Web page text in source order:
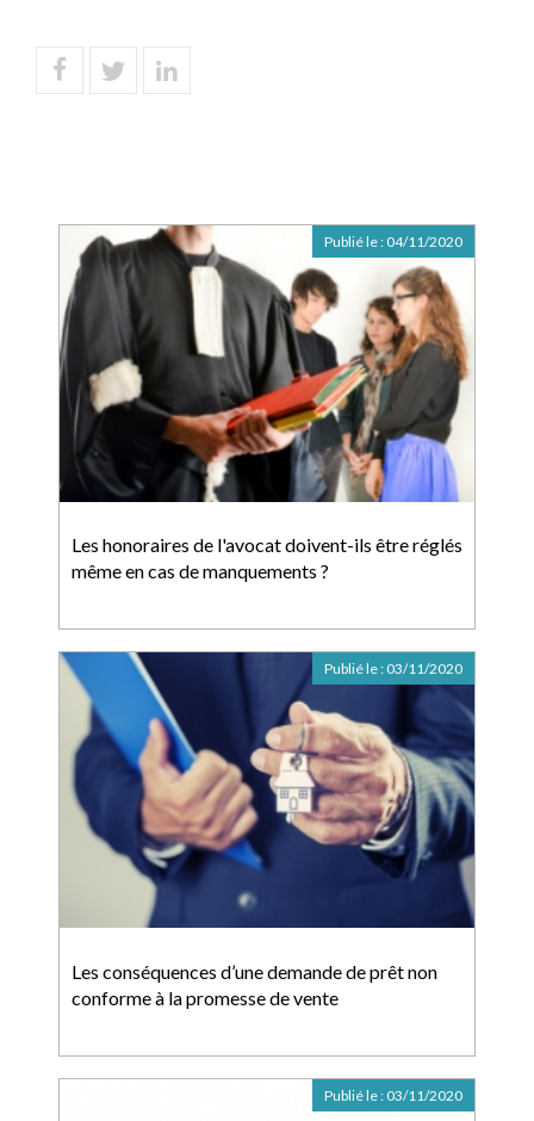
Les honoraires de l'avocat doivent-ils être réglés
même en cas de manquements ?
Publié le : 04/11/2020
Les conséquences d’une demande de prêt non
conforme à la promesse de vente
Publié le : 03/11/2020
Publié le : 03/11/2020